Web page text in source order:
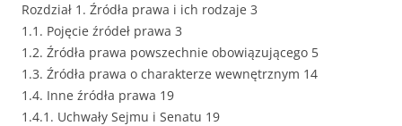
Rozdział 1. Źródła prawa i ich rodzaje 3
1.1. Pojęcie źródeł prawa 3
1.2. Źródła prawa powszechnie obowiązującego 5
1.3. Źródła prawa o charakterze wewnętrznym 14
1.4. Inne źródła prawa 19
1.4.1. Uchwały Sejmu i Senatu 19